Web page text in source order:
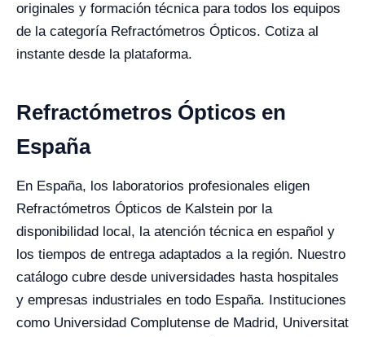
originales y formación técnica para todos los equipos
de la categoría Refractómetros Ópticos. Cotiza al
instante desde la plataforma.
Refractómetros Ópticos en
España
En España, los laboratorios profesionales eligen
Refractómetros Ópticos de Kalstein por la
disponibilidad local, la atención técnica en español y
los tiempos de entrega adaptados a la región. Nuestro
catálogo cubre desde universidades hasta hospitales
y empresas industriales en todo España. Instituciones
como Universidad Complutense de Madrid, Universitat